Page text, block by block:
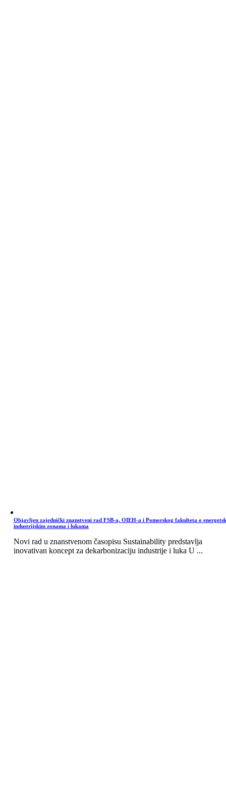
Objavljen zajednički znanstveni rad FSB-a, OIEH-a i Pomorskog fakulteta o
industrijskim zonama i lukama
Novi rad u znanstvenom časopisu Sustainability predstavlja
inovativan koncept za dekarbonizaciju industrije i luka U ...